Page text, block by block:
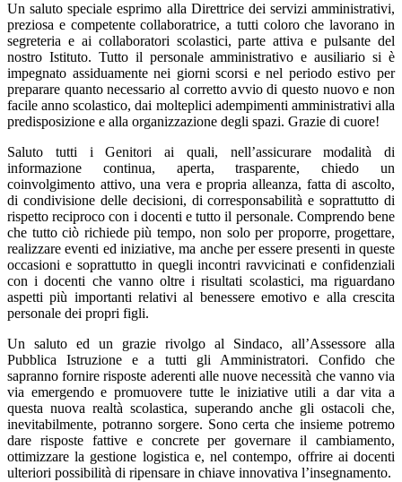
Un saluto speciale esprimo alla Direttrice dei servizi amministrativi,
preziosa e competente collaboratrice, a tutti coloro che lavorano in
segreteria e ai collaboratori scolastici, parte attiva e pulsante del
nostro Istituto. Tutto il personale amministrativo e ausiliario si è
impegnato assiduamente nei giorni scorsi e nel periodo estivo per
preparare quanto necessario al corretto avvio di questo nuovo e non
facile anno scolastico, dai molteplici adempimenti amministrativi alla
predisposizione e alla organizzazione degli spazi. Grazie di cuore!
Saluto tutti i Genitori ai quali, nell’assicurare modalità di
informazione continua, aperta, trasparente, chiedo un
coinvolgimento attivo, una vera e propria alleanza, fatta di ascolto,
di condivisione delle decisioni, di corresponsabilità e soprattutto di
rispetto reciproco con i docenti e tutto il personale. Comprendo bene
che tutto ciò richiede più tempo, non solo per proporre, progettare,
realizzare eventi ed iniziative, ma anche per essere presenti in queste
occasioni e soprattutto in quegli incontri ravvicinati e confidenziali
con i docenti che vanno oltre i risultati scolastici, ma riguardano
aspetti più importanti relativi al benessere emotivo e alla crescita
personale dei propri figli.
Un saluto ed un grazie rivolgo al Sindaco, all’Assessore alla
Pubblica Istruzione e a tutti gli Amministratori. Confido che
sapranno fornire risposte aderenti alle nuove necessità che vanno via
via emergendo e promuovere tutte le iniziative utili a dar vita a
questa nuova realtà scolastica, superando anche gli ostacoli che,
inevitabilmente, potranno sorgere. Sono certa che insieme potremo
dare risposte fattive e concrete per governare il cambiamento,
ottimizzare la gestione logistica e, nel contempo, offrire ai docenti
ulteriori possibilità di ripensare in chiave innovativa l’insegnamento.